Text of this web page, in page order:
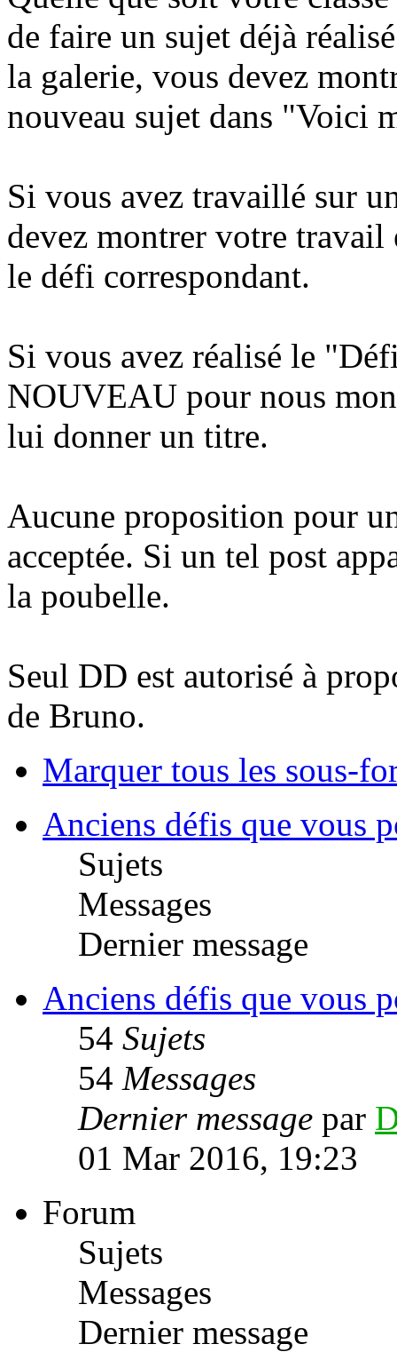
de faire un sujet déjà
la galerie, vous devez
nouveau sujet dans "Voici
Si vous avez travaillé sur
devez montrer votre travail
le défi correspondant.
Si vous avez réalisé le
NOUVEAU pour nous
lui donner un titre.
Aucune proposition pour
acceptée. Si un tel post
la poubelle.
Seul DD est autorisé à
de Bruno.
Marquer tous les sous-
Anciens défis que vous
Sujets
Messages
Dernier message
Anciens défis que vous
54 Sujets
54 Messages
Dernier message par
01 Mar 2016, 19:23
Forum
Sujets
Messages
Dernier message